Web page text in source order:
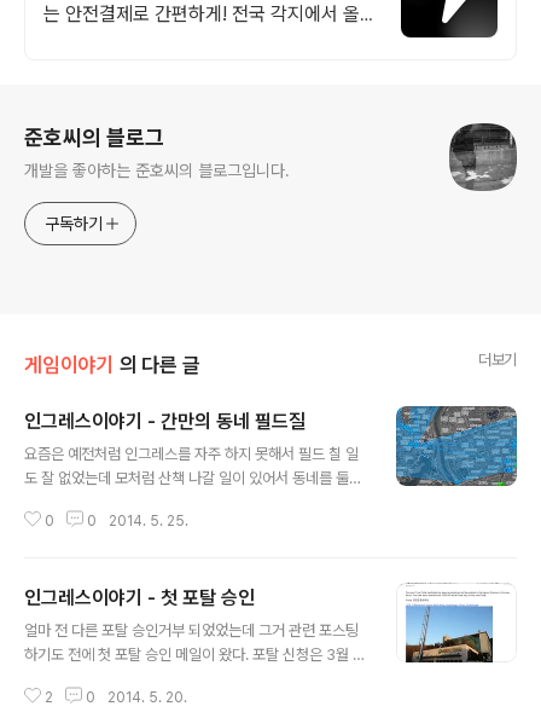
는 안전결제로 간편하게! 전국 각지에서 올라
준호씨의 블로그
개발을 좋아하는 준호씨의 블로그입니다.
구독하기
게임이야기 의 다른 글 더보기
인그레스이야기 - 간만의 동네 필드질
요즘은 예전처럼 인그레스를 자주 하지 못해서 필드 칠 일
도 잘 없었는데 모처럼 산책 나갈 일이 있어서 동네를 둘러
er 를 정리 하긴 어렵다. 이번 필드의 주요 거점인 애벌레
용 가능 할 듯 하다. 경험치 현황 이제 올림픽 공원 한번만
갔다 오면 레벨10 될 거 같긴 하지만 거기까지 가볼 여유는
없음 ㅜ.ㅜ 랭킹 오옷? 생각 외로 랭킹이 꽤 높음. 면목, 상
체크포인트 시간이 지나면 랭킹이 좀 바뀔 수도 있다. 체크
0 0 2014. 5. 25.
인그레스이야기 - 첫 포탈 승인
얼마 전 다른 포탈 승인거부 되었었는데 그거 관련 포스팅
하기도 전에 첫 포탈 승인 메일이 왔다. 포탈 신청은 3월 2
본격적으로 하기 전이었다. 중랑문화체육관에 수영 하러
2 0 2014. 5. 20.